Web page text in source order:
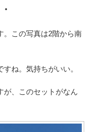
。この写真は2階から南
ね。気持ちがいい。
が、このセットがなん